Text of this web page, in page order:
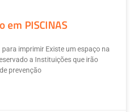
em PISCINAS
imprimir Existe um espaço na
a Instituições que irão
prevenção